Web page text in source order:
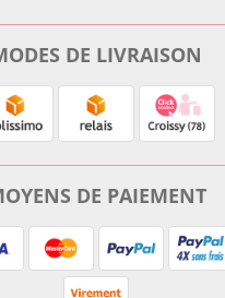
DE LIVRAISON
DE PAIEMENT